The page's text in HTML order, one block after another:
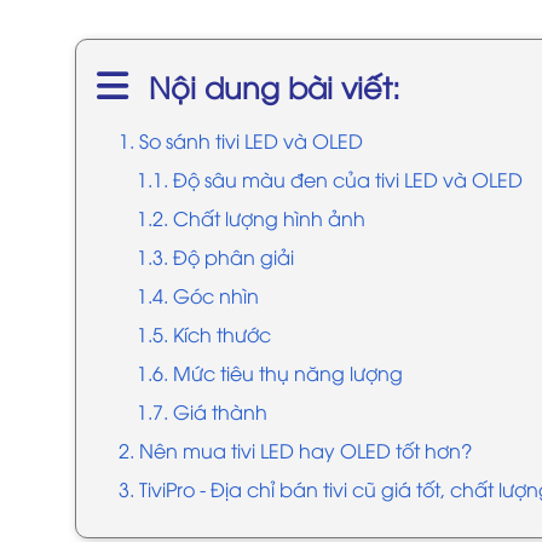
Nội dung bài viết:
1. So sánh tivi LED và OLED
1.1. Độ sâu màu đen của tivi LED và OLED
1.2. Chất lượng hình ảnh
1.3. Độ phân giải
1.4. Góc nhìn
1.5. Kích thước
1.6. Mức tiêu thụ năng lượng
1.7. Giá thành
2. Nên mua tivi LED hay OLED tốt hơn?
3. TiviPro - Địa chỉ bán tivi cũ giá tốt, chất